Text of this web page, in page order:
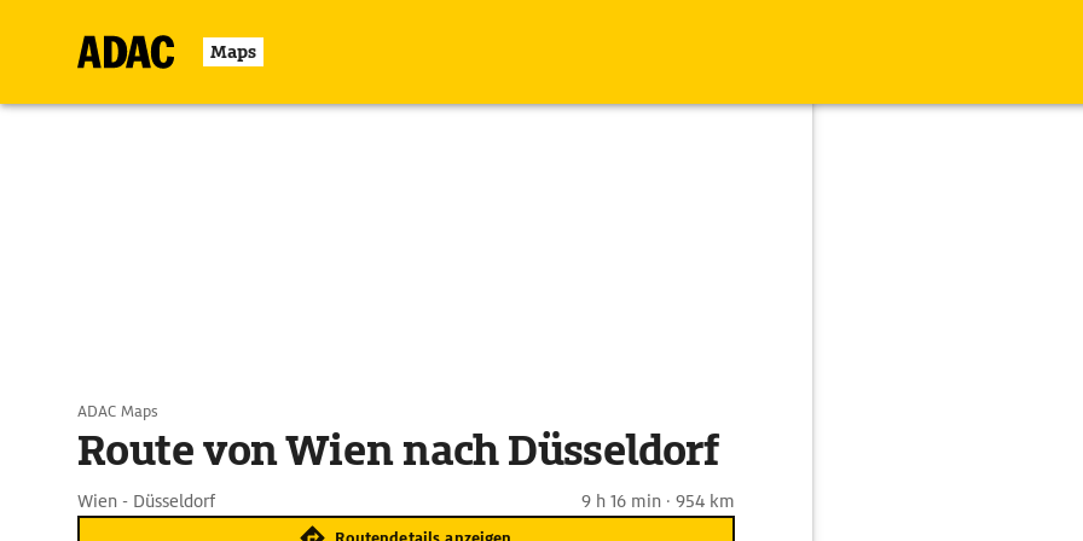
Maps
ADAC Maps
Route von Wien nach Düsseldorf
Wien - Düsseldorf 9 h 16 min · 954 km